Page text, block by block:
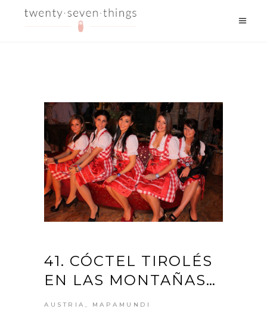
41. CÓCTEL TIROLÉS
EN LAS MONTAÑAS…
AUSTRIA , MAPAMUNDI